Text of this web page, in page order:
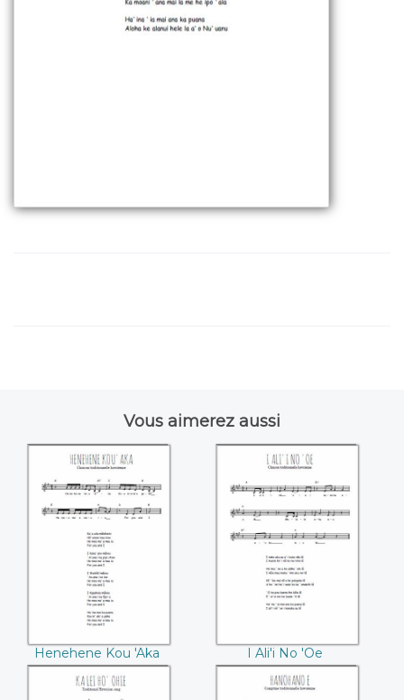
Vous aimerez aussi
Henehene Kou
'Aka
Henehene Kou 'Aka
I Ali'i No 'Oe
I Ali'i No 'Oe